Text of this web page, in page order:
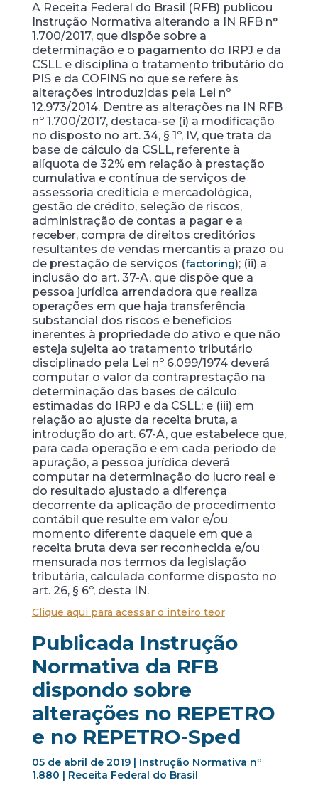
A Receita Federal do Brasil (RFB) publicou
Instrução Normativa alterando a IN RFB n°
1.700/2017, que dispõe sobre a
determinação e o pagamento do IRPJ e da
CSLL e disciplina o tratamento tributário do
PIS e da COFINS no que se refere às
alterações introduzidas pela Lei nº
12.973/2014. Dentre as alterações na IN RFB
nº 1.700/2017, destaca-se (i) a modificação
no disposto no art. 34, § 1º, IV, que trata da
base de cálculo da CSLL, referente à
alíquota de 32% em relação à prestação
cumulativa e contínua de serviços de
assessoria creditícia e mercadológica,
gestão de crédito, seleção de riscos,
administração de contas a pagar e a
receber, compra de direitos creditórios
resultantes de vendas mercantis a prazo ou
de prestação de serviços (factoring); (ii) a
inclusão do art. 37-A, que dispõe que a
pessoa jurídica arrendadora que realiza
operações em que haja transferência
substancial dos riscos e benefícios
inerentes à propriedade do ativo e que não
esteja sujeita ao tratamento tributário
disciplinado pela Lei nº 6.099/1974 deverá
computar o valor da contraprestação na
determinação das bases de cálculo
estimadas do IRPJ e da CSLL; e (iii) em
relação ao ajuste da receita bruta, a
introdução do art. 67-A, que estabelece que,
para cada operação e em cada período de
apuração, a pessoa jurídica deverá
computar na determinação do lucro real e
do resultado ajustado a diferença
decorrente da aplicação de procedimento
contábil que resulte em valor e/ou
momento diferente daquele em que a
receita bruta deva ser reconhecida e/ou
mensurada nos termos da legislação
tributária, calculada conforme disposto no
art. 26, § 6º, desta IN.
Clique aqui para acessar o inteiro teor
Publicada Instrução
Normativa da RFB
dispondo sobre
alterações no REPETRO
e no REPETRO-Sped
05 de abril de 2019 | Instrução Normativa nº
1.880 | Receita Federal do Brasil